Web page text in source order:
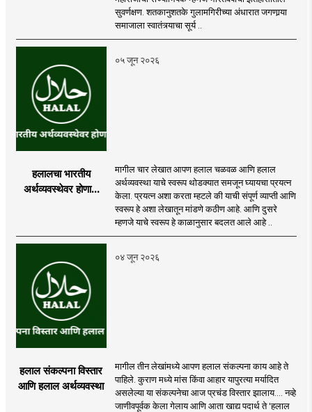
सुवर्णक्षण. शतकानुशतके गुलामगिरीच्या अंधारात जगणार्‍या
समाजाला स्वातंत्र्याचा सूर्य ..
०५ जून २०२६
हलालचा भारतीय
अर्थव्यवस्थेवर होणारा
मागील चार लेखात आपण हलाल चळवळ आणि हलाल
अर्थव्यवस्था याचे स्वरूप थोडक्यात समजून घ्यायचा प्रयत्न
केला. प्रयत्न अशा करता म्हटले की याची संपूर्ण व्याप्ती आणि
स्वरूप हे अशा लेखातून मांडणे कठीण आहे. आणि दुसरे
म्हणजे याचे स्वरूप हे काळानुसार बदलत आले आहे ..
०४ जून २०२६
हलाल संकल्पना विस्तार
आणि हलाल अर्थव्यवस्था
मागील तीन लेखांमध्ये आपण हलाल संकल्पना काय आहे ते
पाहिले. कुराण मध्ये मांस किंवा आहार यापुरत्या मर्यादित
असलेल्या या संकल्पनेचा आज प्रचंड विस्तार झालाय.... नव्हे
जाणीवपूर्वक केला गेलाय आणि आता खाद्य पदार्थ ते 'हलाल